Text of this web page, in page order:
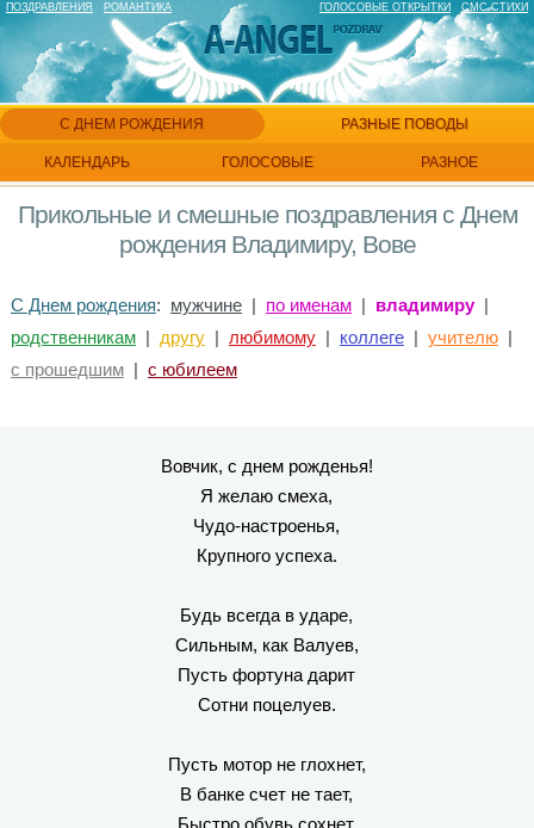
ПОЗДРАВЛЕНИЯ РОМАНТИКА ГОЛОСОВЫЕ ОТКРЫТКИ СМС СТИХИ
С ДНЕМ РОЖДЕНИЯ РАЗНЫЕ ПОВОДЫ
ГОЛОСОВЫЕ
КАЛЕНДАРЬ РАЗНОЕ
Прикольные и смешные поздравления с Днем
рождения Владимиру, Вове
С Днем рождения: мужчине| по именам| владимиру|
родственникам| другу| любимому| коллеге| учителю|
с прошедшим| с юбилеем
Вовчик, с днем рожденья!
Я желаю смеха,
Чудо-настроенья,
Крупного успеха.
Будь всегда в ударе,
Сильным, как Валуев,
Пусть фортуна дарит
Сотни поцелуев.
Пусть мотор не глохнет,
В банке счет не тает,
Быстро обувь сохнет,